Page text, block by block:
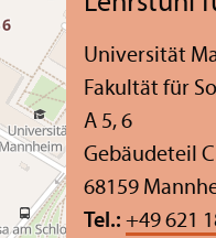
Universität
Fakultät für
A 5, 6
Gebäudeteil
68159
Tel.: +49 621